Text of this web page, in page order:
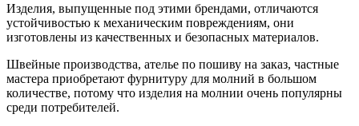
Изделия, выпущенные под этими брендами, отличаются
устойчивостью к механическим повреждениям, они
изготовлены из качественных и безопасных материалов.
Швейные производства, ателье по пошиву на заказ, частные
мастера приобретают фурнитуру для молний в большом
количестве, потому что изделия на молнии очень популярны
среди потребителей.